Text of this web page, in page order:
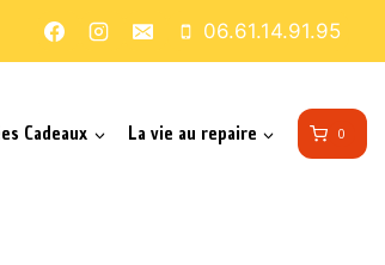
06.61.14.91.95
Cadeaux La vie au repaire 0